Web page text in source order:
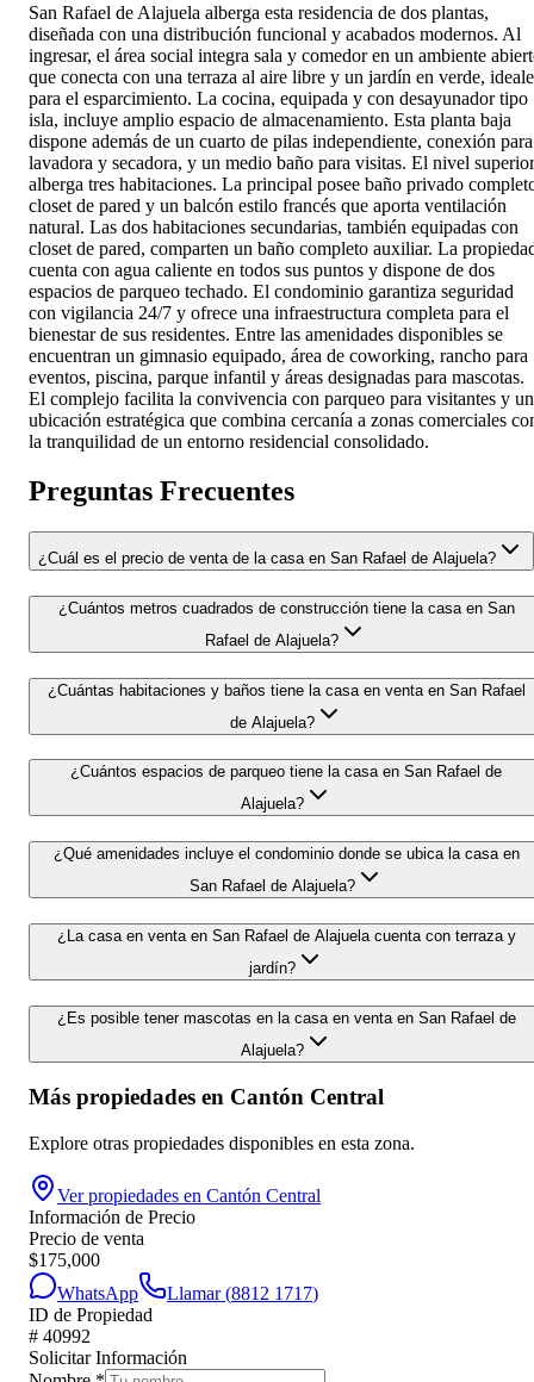
San Rafael de Alajuela alberga esta residencia de dos plantas,
diseñada con una distribución funcional y acabados modernos. Al
ingresar, el área social integra sala y comedor en un ambiente
que conecta con una terraza al aire libre y un jardín en verde,
para el esparcimiento. La cocina, equipada y con desayunador tipo
isla, incluye amplio espacio de almacenamiento. Esta planta baja
dispone además de un cuarto de pilas independiente, conexión para
lavadora y secadora, y un medio baño para visitas. El nivel superior
alberga tres habitaciones. La principal posee baño privado
closet de pared y un balcón estilo francés que aporta ventilación
natural. Las dos habitaciones secundarias, también equipadas con
closet de pared, comparten un baño completo auxiliar. La
cuenta con agua caliente en todos sus puntos y dispone de dos
espacios de parqueo techado. El condominio garantiza seguridad
con vigilancia 24/7 y ofrece una infraestructura completa para el
bienestar de sus residentes. Entre las amenidades disponibles se
encuentran un gimnasio equipado, área de coworking, rancho para
eventos, piscina, parque infantil y áreas designadas para mascotas.
El complejo facilita la convivencia con parqueo para visitantes y
ubicación estratégica que combina cercanía a zonas comerciales
la tranquilidad de un entorno residencial consolidado.
Preguntas Frecuentes
¿Cuál es el precio de venta de la casa en San Rafael de Alajuela?
¿Cuántos metros cuadrados de construcción tiene la casa en San
Rafael de Alajuela?
¿Cuántas habitaciones y baños tiene la casa en venta en San Rafael
de Alajuela?
¿Cuántos espacios de parqueo tiene la casa en San Rafael de
Alajuela?
¿Qué amenidades incluye el condominio donde se ubica la casa en
San Rafael de Alajuela?
¿La casa en venta en San Rafael de Alajuela cuenta con terraza y
jardín?
¿Es posible tener mascotas en la casa en venta en San Rafael de
Alajuela?
Más propiedades en Cantón Central
Explore otras propiedades disponibles en esta zona.
Ver propiedades en Cantón Central
Información de Precio
Precio de venta
$175,000
WhatsApp
Llamar (8812 1717)
ID de Propiedad
# 40992
Solicitar Información